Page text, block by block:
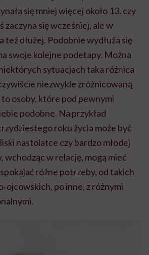
się mniej więcej około 13. czy
zaczyna się wcześniej, ale w
też dłużej. Podobnie wydłuża się
swoje kolejne podetapy. Można
sytuacjach taka różnica
niezwykle zróżnicowaną
to osoby, które pod pewnymi
podobne. Na przykład
roku życia może być
nastolatce czy bardzo młodej
wchodząc w relację, mogą mieć
różne potrzeby, od takich
ojcowskich, po inne, z różnymi